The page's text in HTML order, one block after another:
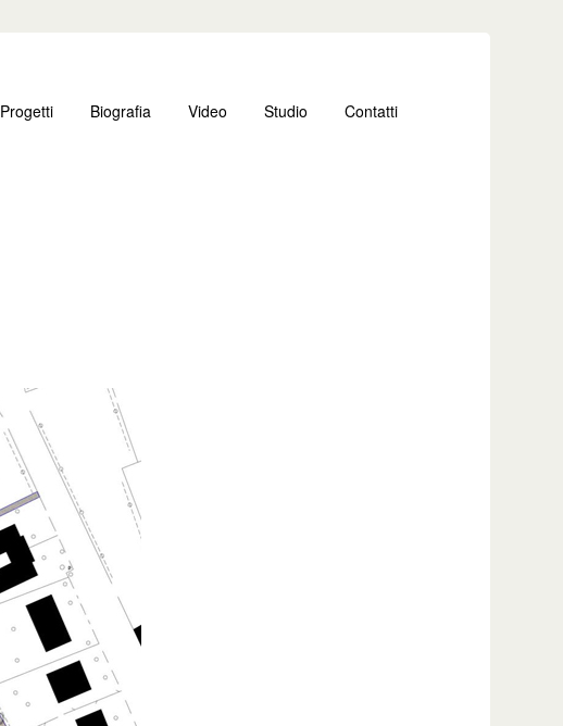
Progetti Biografia Video Studio Contatti